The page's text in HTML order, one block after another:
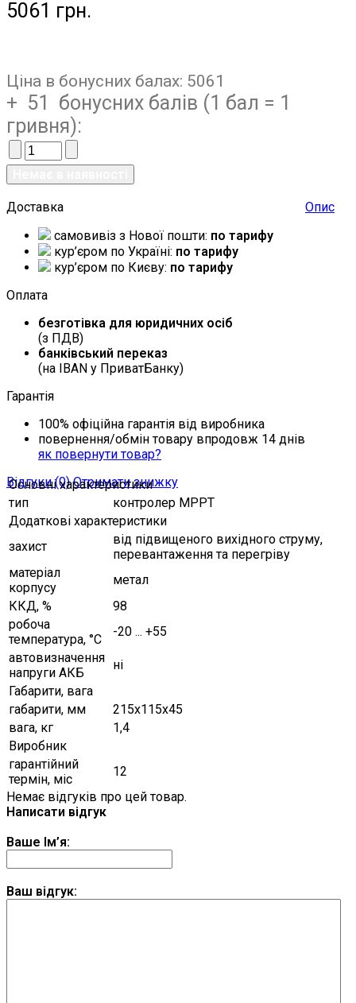
5061 грн.
Ціна в бонусних балах: 5061
+ 51 бонусних балів (1 бал = 1
гривня):
Доставка
самовивіз з Нової пошти: по тарифу
кур’єром по Україні: по тарифу
кур’єром по Києву: по тарифу
Оплата
безготівка для юридичних осіб
(з ПДВ)
банківський переказ
(на IBAN у ПриватБанку)
Гарантія
100% офіційна гарантія від виробника
повернення/обмін товару впродовж 14 днів
як повернути товар?
Опис
Відгуки (0) Отримати знижку
Основні характеристики
тип
контролер МРРТ
Додаткові характеристики
захист
від підвищеного вихідного струму,
перевантаження та перегріву
матеріал
корпусу
метал
ККД, %
98
робоча
температура, °C
-20 ... +55
автовизначення
напруги АКБ
ні
Габарити, вага
габарити, мм
215х115х45
вага, кг
1,4
Виробник
гарантійний
термін, міс
12
Немає відгуків про цей товар.
Написати відгук
Ваше Ім’я:
Ваш відгук: